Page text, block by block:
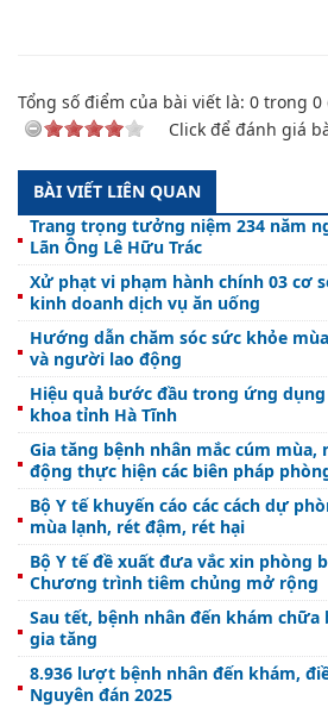
Tổng số điểm của bài viết là: 0 trong 0
Click để đánh giá
BÀI VIẾT LIÊN QUAN
Trang trọng tưởng niệm 234 năm
Lãn Ông Lê Hữu Trác
Xử phạt vi phạm hành chính 03 cơ
kinh doanh dịch vụ ăn uống
Hướng dẫn chăm sóc sức khỏe
và người lao động
Hiệu quả bước đầu trong ứng
khoa tỉnh Hà Tĩnh
Gia tăng bệnh nhân mắc cúm mùa,
động thực hiện các biên pháp
Bộ Y tế khuyến cáo các cách dự
mùa lạnh, rét đậm, rét hại
Bộ Y tế đề xuất đưa vắc xin phòng
Chương trình tiêm chủng mở rộng
Sau tết, bệnh nhân đến khám chữa
gia tăng
8.936 lượt bệnh nhân đến khám,
Nguyên đán 2025